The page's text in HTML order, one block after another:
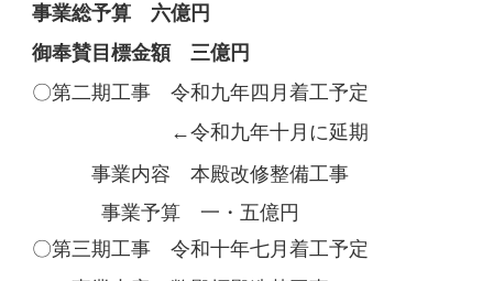
事業総予算 六億円
御奉賛目標金額 三億円
〇第二期工事 令和九年四月着工予定
←令和九年十月に延期
事業内容 本殿改修整備工事
事業予算 一・五億円
〇第三期工事 令和十年七月着工予定